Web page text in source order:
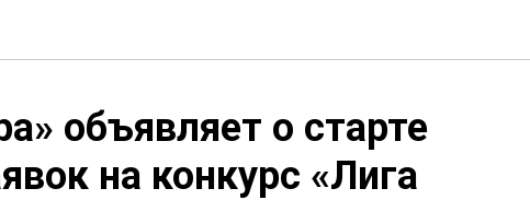
объявляет о старте
на конкурс «Лига